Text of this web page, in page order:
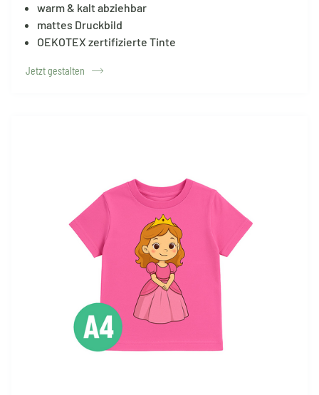
warm & kalt abziehbar
mattes Druckbild
OEKOTEX zertifizierte Tinte
Jetzt gestalten